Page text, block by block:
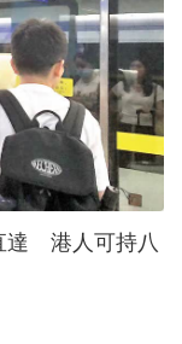
達 港人可持八